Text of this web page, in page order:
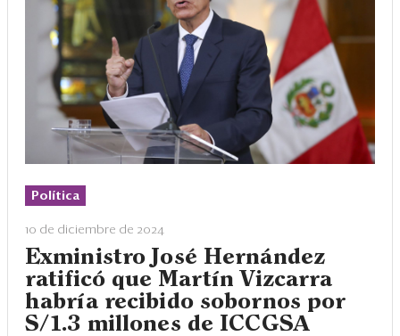
Política
10 de diciembre de 2024
Exministro José Hernández
ratificó que Martín Vizcarra
habría recibido sobornos por
S/1.3 millones de ICCGSA